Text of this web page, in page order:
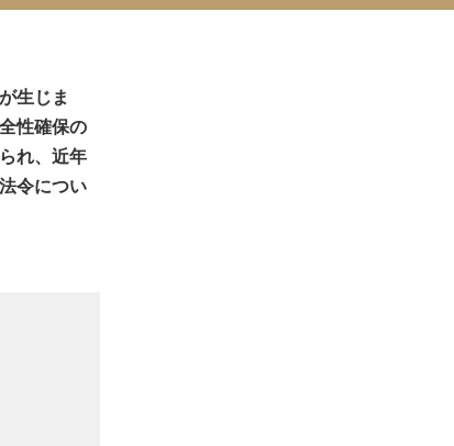
生じま
性確保の
れ、近年
令につい